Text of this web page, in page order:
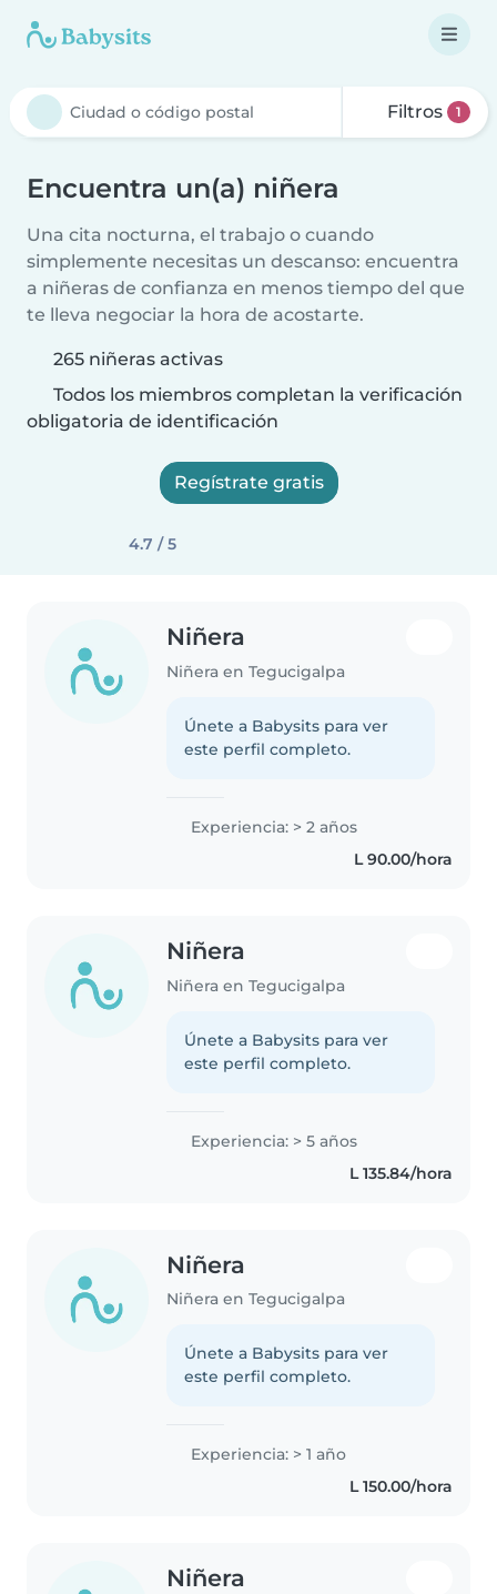
Filtros 1
Encuentra un(a) niñera
Una cita nocturna, el trabajo o cuando
simplemente necesitas un descanso: encuentra
a niñeras de confianza en menos tiempo del que
te lleva negociar la hora de acostarte.
265 niñeras activas
Todos los miembros completan la verificación
obligatoria de identificación
Regístrate gratis
4.7 / 5
Niñera
Niñera en Tegucigalpa
Únete a Babysits para ver
este perfil completo.
Experiencia: > 2 años
L 90.00/hora
Niñera
Niñera en Tegucigalpa
Únete a Babysits para ver
este perfil completo.
Experiencia: > 5 años
L 135.84/hora
Niñera
Niñera en Tegucigalpa
Únete a Babysits para ver
este perfil completo.
Experiencia: > 1 año
L 150.00/hora
Niñera